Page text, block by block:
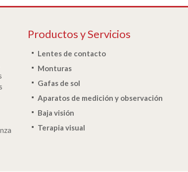
Productos y Servicios
Lentes de contacto
Monturas
Gafas de sol
Aparatos de medición y observación
Baja visión
Terapia visual